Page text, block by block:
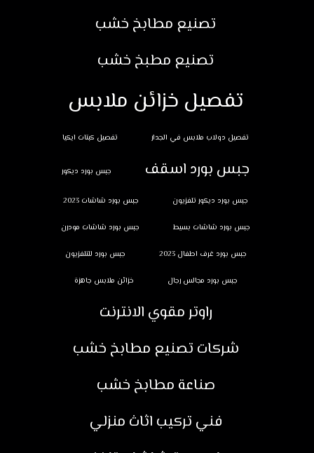
تصنيع مطابخ خشب
تصنيع مطبخ خشب
تفصيل خزائن ملابس
تفصيل دولاب ملابس في الجدار تفصيل كبتات ايكيا
جبس بورد اسقف جبس بورد ديكور
جبس بورد ديكور تلفزيون جبس بورد شاشات 2023
جبس بورد شاشات بسيط جبس بورد شاشات مودرن
جبس بورد غرف اطفال 2023 جبس بورد للتلفزيون
جبس بورد مجالس رجال خزائن ملابس جاهزة
راوتر مقوي الانترنت
شركات تصنيع مطابخ خشب
صناعة مطابخ خشب
فني تركيب اثاث منزلي